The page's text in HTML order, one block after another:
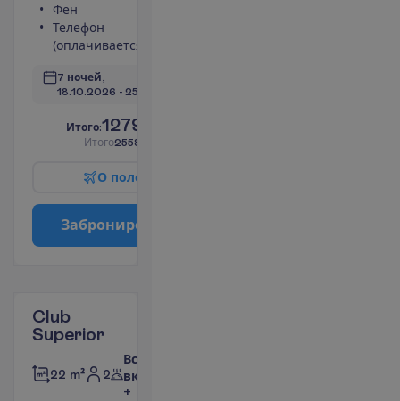
Фен
Телефон
(оплачивается)
7 ночей,
18.10.2026 - 25.10.2026
Итого:1279.00
Итого2558.00
О поле
Заброниро
Club
Superior
22 m² 2
Все
включено
+